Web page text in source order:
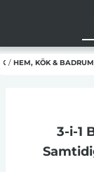
/ HEM, KÖK &
3-i-1